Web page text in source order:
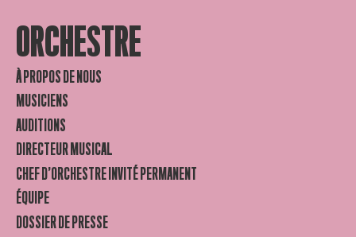
ORCHESTRE
À PROPOS DE NOUS
MUSICIENS
AUDITIONS
DIRECTEUR MUSICAL
CHEF D’ORCHESTRE INVITÉ PERMANENT
ÉQUIPE
DOSSIER DE PRESSE